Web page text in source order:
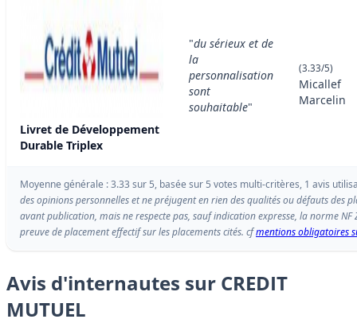
Livret de Développement
Durable Triplex
"du sérieux et de
la
personnalisation
sont
souhaitable"
(3.33/5)
Micallef
Marcelin
Moyenne générale : 3.33 sur 5, basée sur 5 votes multi-critères, 1 avis
des opinions personnelles et ne préjugent en rien des qualités ou défauts des
avant publication, mais ne respecte pas, sauf indication expresse, la norme
preuve de placement effectif sur les placements cités. cfmentions obligatoires
Avis d'internautes sur CREDIT
MUTUEL